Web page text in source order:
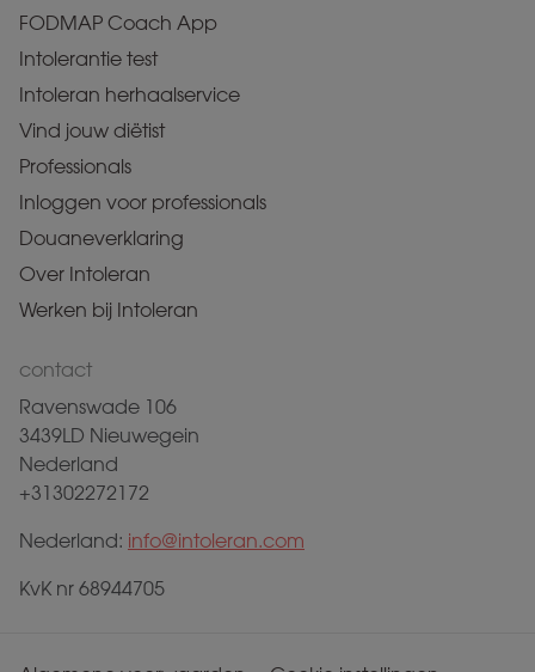
FODMAP Coach App
Intolerantie test
Intoleran herhaalservice
Vind jouw diëtist
Professionals
Inloggen voor professionals
Douaneverklaring
Over Intoleran
Werken bij Intoleran
contact
Ravenswade 106
3439LD Nieuwegein
Nederland
+31302272172
Nederland: info@intoleran.com
KvK nr 68944705